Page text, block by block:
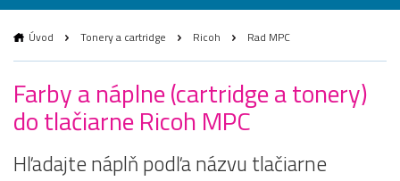
Úvod Tonery a cartridge Ricoh Rad MPC
Farby a náplne (cartridge a tonery)
do tlačiarne Ricoh MPC
Hľadajte náplň podľa názvu tlačiarne